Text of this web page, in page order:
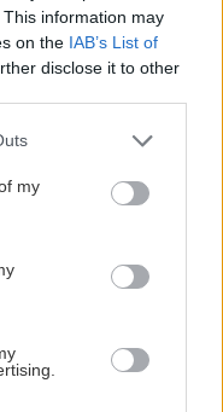
This information may
on the IAB’s List of
disclose it to other
one or more Google
You may click to
third-party tags to
in below Google
my
εμάς ωςLGBT
αυτή θα
Ισότητας, η
όμως δεν έχει
πολύ καλά κάνει
που έχουν ζητήσει